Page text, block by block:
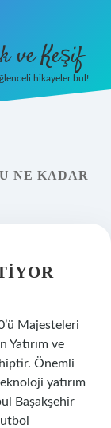
ve Keşif
hikayeler bul!
NE KADAR
Majesteleri
Yatırım ve
Önemli
yatırım
Başakşehir